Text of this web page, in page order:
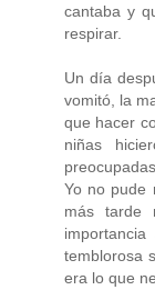
cantaba y
respirar.
Un día
vomitó, la
que hacer
niñas
Yo no pude
más tarde
temblorosa
era lo que